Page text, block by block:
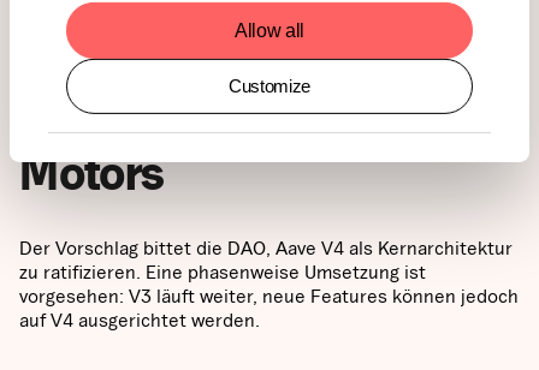
Allow all
Customize
V4-Ratifizierung: ein
Wachstumswette ohne
Störung des heutigen
Motors
Der Vorschlag bittet die DAO, Aave V4 als Kernarchitektur
zu ratifizieren. Eine phasenweise Umsetzung ist
vorgesehen: V3 läuft weiter, neue Features können jedoch
auf V4 ausgerichtet werden.